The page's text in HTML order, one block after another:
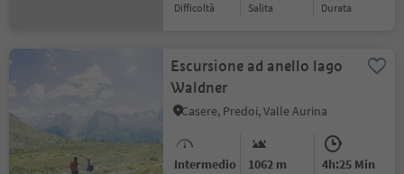
Difficoltà Salita durata
Escursione ad anello lago
Waldner
Casere, Predoi, Valle Aurina
Intermedio 1062 m 4h:25 Min